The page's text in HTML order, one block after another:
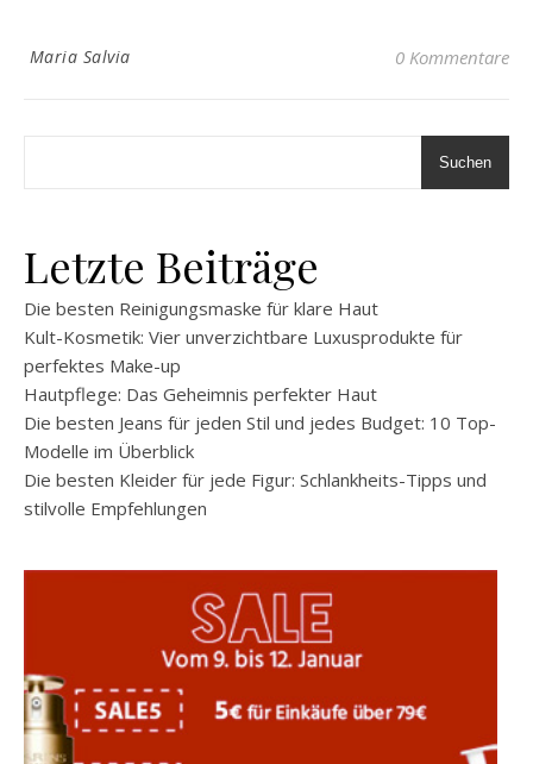
Maria Salvia 0 Kommentare
Suchen
Letzte Beiträge
Die besten Reinigungsmaske für klare Haut
Kult-Kosmetik: Vier unverzichtbare Luxusprodukte für
perfektes Make-up
Hautpflege: Das Geheimnis perfekter Haut
Die besten Jeans für jeden Stil und jedes Budget: 10 Top-
Modelle im Überblick
Die besten Kleider für jede Figur: Schlankheits-Tipps und
stilvolle Empfehlungen